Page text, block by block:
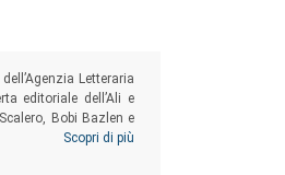
Letteraria
editoriale dell’Ali e
Bobi Bazlen e
più ampio orizzonte
Scopri di più